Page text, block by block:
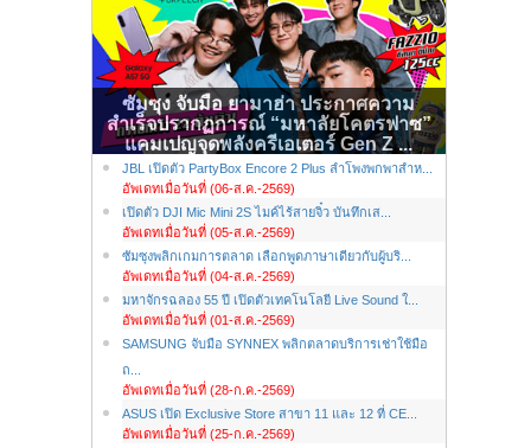
ซัมซุง จับมือ ยามาฮ่า ประกาศความ
สำเร็จปรากฏการณ์ “มหาลัยโคตรฟาซ”
แคมเปญจุดพลังครีเอเตอร์ Gen Z ...
JBL เปิดตัว PartyBox Encore 2 Plus ลำโพงพกพาสำห...
อัพเดทเมื่อวันที่ (06-ส.ค.-2569)
เปิดตัว DJI Mic Mini 2S ไมค์ไร้สายจิ๋ว บันทึกเส...
อัพเดทเมื่อวันที่ (05-ส.ค.-2569)
ซัมซุงพลิกเกมการตลาด เลือกพูดภาษาเดียวกับผู้บริ...
อัพเดทเมื่อวันที่ (04-ส.ค.-2569)
มหาจักรฉลอง 55 ปี เปิดตัวเทคโนโลยี Live Sound ใ...
อัพเดทเมื่อวันที่ (01-ส.ค.-2569)
SAMSUNG จับมือ SYNNEX พลิกตลาดบริการเช่าใช้มือ
ถ...
อัพเดทเมื่อวันที่ (28-ก.ค.-2569)
ASUS เปิด Exclusive Store สาขา 11 และ 12 ที่ CE...
อัพเดทเมื่อวันที่ (25-ก.ค.-2569)